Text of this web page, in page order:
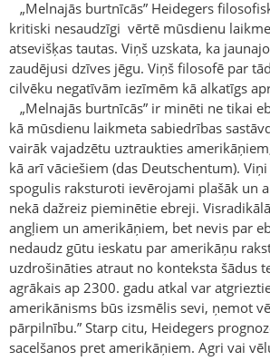
„Melnajās burtnīcās” Heidegers
kritiski nesaudzīgi vērtē mūsdienu
atsevišķas tautas. Viņš uzskata, ka
zaudējusi dzīves jēgu. Viņš filosofē par
cilvēku negatīvām iezīmēm kā alkatīgs
„Melnajās burtnīcās” ir minēti ne tikai
kā mūsdienu laikmeta sabiedrības
vairāk vajadzētu uztraukties
kā arī vāciešiem (das Deutschentum).
spogulis raksturoti ievērojami plašāk un
nekā dažreiz pieminētie ebreji.
angļiem un amerikāņiem, bet nevis par
nedaudz gūtu ieskatu par amerikāņu
uzdrošināties atraut no konteksta šādus
agrākais ap 2300. gadu atkal var
amerikānisms būs izsmēlis sevi, ņemot
pārpilnību.” Starp citu, Heidegers
sacelšanos pret amerikāņiem. Agri vai